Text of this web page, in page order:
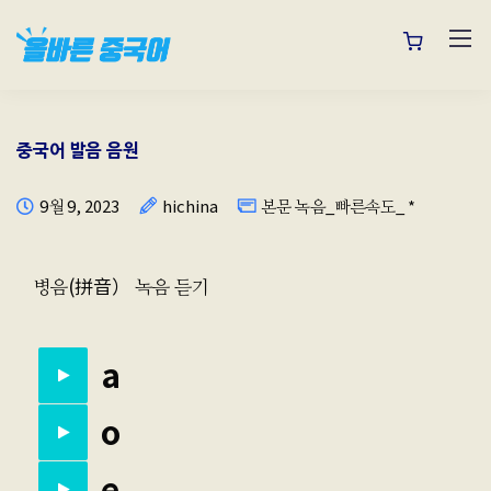
중국어 발음 음원
9월 9, 2023 hichina 본문 녹음_빠른속도_ *
병음(拼音） 녹음 듣기
a
o